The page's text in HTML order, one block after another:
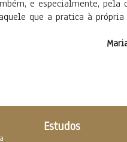
e especialmente,
que a pratica à
Estudos